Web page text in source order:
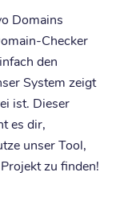
Domains
Checker
den
System zeigt
ist. Dieser
es dir,
unser Tool,
zu finden!